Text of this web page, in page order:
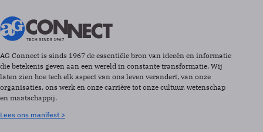
AG Connect is sinds 1967 de essentiële bron van ideeën en informatie
die betekenis geven aan een wereld in constante transformatie. Wij
laten zien hoe tech elk aspect van ons leven verandert, van onze
organisaties, ons werk en onze carrière tot onze cultuur, wetenschap
en maatschappij.
Lees ons manifest >